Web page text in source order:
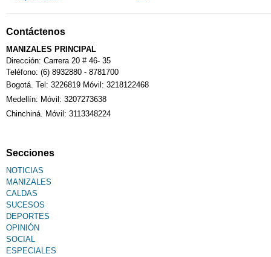
Calendario Tributario
Sudoku
Contáctenos
MANIZALES PRINCIPAL
Dirección: Carrera 20 # 46- 35
Teléfono: (6) 8932880 - 8781700
Bogotá. Tel: 3226819 Móvil: 3218122468
Medellín: Móvil: 3207273638
Chinchiná. Móvil: 3113348224
Secciones
NOTICIAS
MANIZALES
CALDAS
SUCESOS
DEPORTES
OPINIÓN
SOCIAL
ESPECIALES